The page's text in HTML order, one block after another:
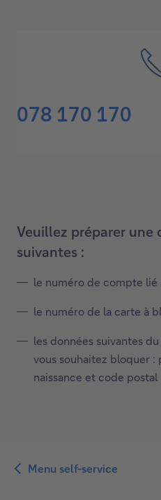
078 170 170
Veuillez préparer une
suivantes :
le numéro de compte lié
le numéro de la carte à
les données suivantes
vous souhaitez bloquer
naissance et code postal
Menu self-service